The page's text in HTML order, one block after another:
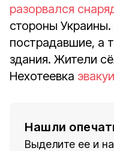
разорвался
стороны Украины.
пострадавшие, а
здания. Жители
Нехотеевка
Нашли
Выделите ее и